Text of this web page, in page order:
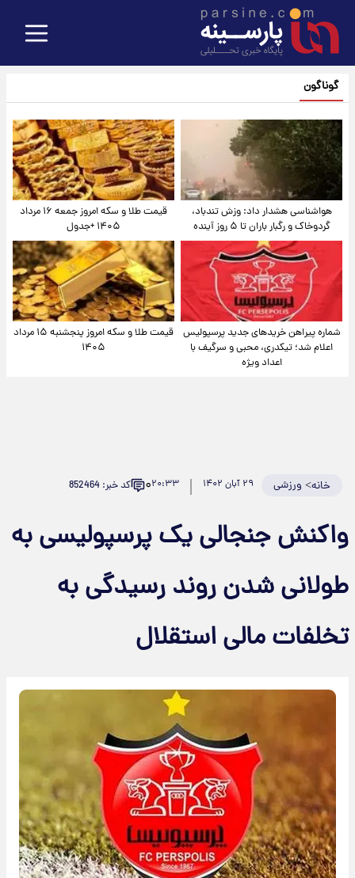
گوناگون
هواشناسی هشدار داد: وزش تندباد،
گردوخاک و رگبار باران تا ۵ روز آینده
قیمت طلا و سکه امروز جمعه ۱۶ مرداد
۱۴۰۵ +جدول
شماره پیراهن خریدهای جدید پرسپولیس
اعلام شد؛ تیکدری، محبی و سرگیف با
اعداد ویژه
قیمت طلا و سکه امروز پنجشنبه ۱۵ مرداد
۱۴۰۵
خانه> ورزشی ۲۹ آبان ۱۴۰۲ ۲۰:۳۳۰ کد خبر: 852464
واکنش جنجالی یک پرسپولیسی به
طولانی شدن روند رسیدگی به
تخلفات مالی استقلال